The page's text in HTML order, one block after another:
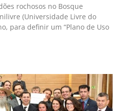
rochosos no Bosque
(Universidade Livre do
para definir um “Plano de Uso